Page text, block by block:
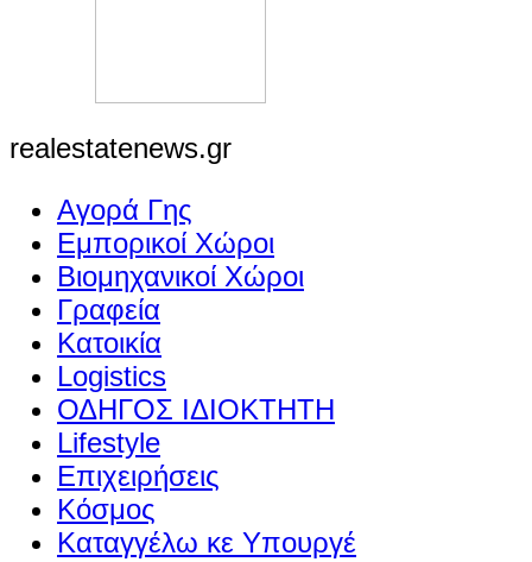
realestatenews.gr
Αγορά Γης
Εμπορικοί Χώροι
Βιομηχανικοί Χώροι
Γραφεία
Κατοικία
Logistics
ΟΔΗΓΟΣ ΙΔΙΟΚΤΗΤΗ
Lifestyle
Επιχειρήσεις
Κόσμος
Καταγγέλω κε Υπουργέ